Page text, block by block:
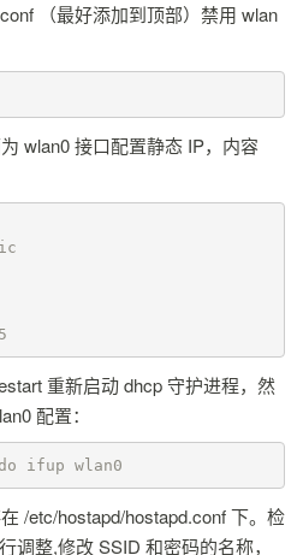
（最好添加到顶部）禁用 wlan
wlan0 接口配置静态 IP，内容
重新启动 dhcp 守护进程，然
配置：
ifup wlan0
/etc/hostapd/hostapd.conf 下。检
调整,修改 SSID 和密码的名称，